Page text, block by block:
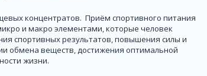
концентратов. Приём спортивного питания
и макро элементами, которые человек
спортивных результатов, повышения силы и
обмена веществ, достижения оптимальной
жизни.